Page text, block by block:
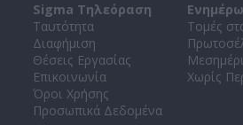
Sigma Τηλεόραση
Ταυτότητα
Διαφήμιση
Θέσεις Εργασίας
Επικοινωνία
Όροι Χρήσης
Προσωπικά Δεδομένα
Τομές
Χωρίς